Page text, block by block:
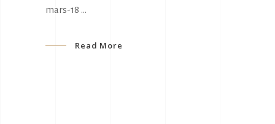
mars-18
Read More